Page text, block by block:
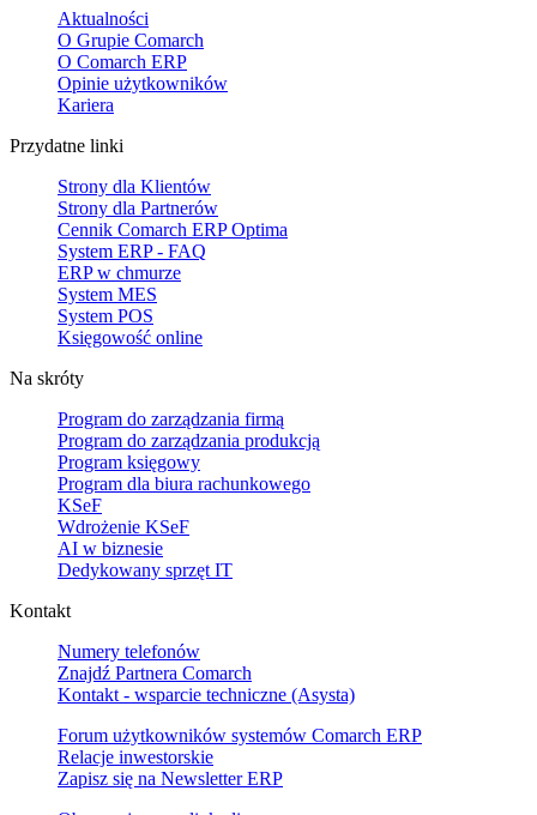
Aktualności
O Grupie Comarch
O Comarch ERP
Opinie użytkowników
Kariera
Przydatne linki
Strony dla Klientów
Strony dla Partnerów
Cennik Comarch ERP Optima
System ERP - FAQ
ERP w chmurze
System MES
System POS
Księgowość online
Na skróty
Program do zarządzania firmą
Program do zarządzania produkcją
Program księgowy
Program dla biura rachunkowego
KSeF
Wdrożenie KSeF
AI w biznesie
Dedykowany sprzęt IT
Kontakt
Numery telefonów
Znajdź Partnera Comarch
Kontakt - wsparcie techniczne (Asysta)
Forum użytkowników systemów Comarch ERP
Relacje inwestorskie
Zapisz się na Newsletter ERP